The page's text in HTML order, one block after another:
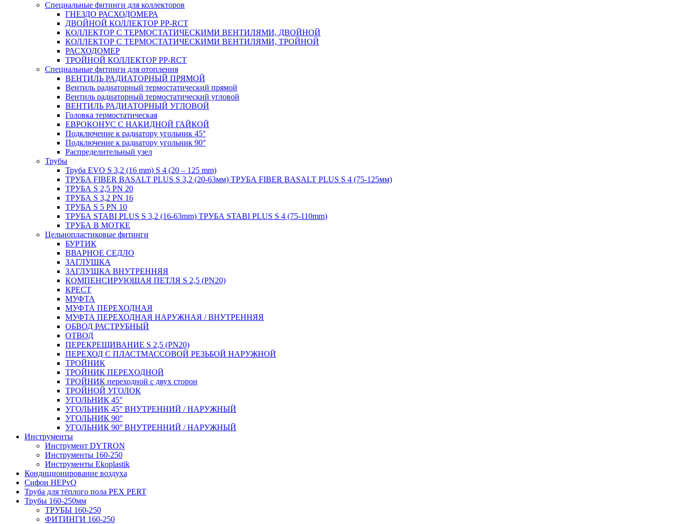
Специальные фитинги для коллекторов
ГНЕЗДО РАСХОДОМЕРА
ДВОЙНОЙ КОЛЛЕКТОР PP-RCT
КОЛЛЕКТОР С ТЕРМОСТАТИЧЕСКИМИ ВЕНТИЛЯМИ, ДВОЙНОЙ
КОЛЛЕКТОР С ТЕРМОСТАТИЧЕСКИМИ ВЕНТИЛЯМИ, ТРОЙНОЙ
РАСХОДОМЕР
ТРОЙНОЙ КОЛЛЕКТОР PP-RCT
Специальные фитинги для отопления
ВЕНТИЛЬ РАДИАТОРНЫЙ ПРЯМОЙ
Вентиль радиаторный термостатический прямой
Вентиль радиаторный термостатический угловой
ВЕНТИЛЬ РАДИАТОРНЫЙ УГЛОВОЙ
Головка термостатическая
ЕВРОКОНУС С НАКИДНОЙ ГАЙКОЙ
Подключение к радиатору угольник 45°
Подключение к радиатору угольник 90°
Распределительный узел
Трубы
Труба EVO S 3,2 (16 mm) S 4 (20 – 125 mm)
ТРУБА FIBER BASALT PLUS S 3,2 (20-63мм) ТРУБА FIBER BASALT PLUS S 4 (75-125мм)
ТРУБА S 2,5 PN 20
ТРУБА S 3,2 PN 16
ТРУБА S 5 PN 10
ТРУБА STABI PLUS S 3,2 (16-63mm) ТРУБА STABI PLUS S 4 (75-110mm)
ТРУБА В МОТКЕ
Цельнопластиковые фитинги
БУРТИК
ВВАРНОЕ СЕДЛО
ЗАГЛУШКА
ЗАГЛУШКА ВНУТРЕННЯЯ
КОМПЕНСИРУЮЩАЯ ПЕТЛЯ S 2,5 (PN20)
КРЕСТ
МУФТА
МУФТА ПЕРЕХОДНАЯ
МУФТА ПЕРЕХОДНАЯ НАРУЖНАЯ / ВНУТРЕННЯЯ
ОБВОД РАСТРУБНЫЙ
ОТВОД
ПЕРЕКРЕЩИВАНИЕ S 2,5 (PN20)
ПЕРЕХОД С ПЛАСТМАССОВОЙ РЕЗЬБОЙ НАРУЖНОЙ
ТРОЙНИК
ТРОЙНИК ПЕРЕXОДНОЙ
ТРОЙНИК переходной с двух сторон
ТРОЙНОЙ УГОЛОК
УГОЛЬНИК 45°
УГОЛЬНИК 45° ВНУТРЕННИЙ / НАРУЖНЫЙ
УГОЛЬНИК 90°
УГОЛЬНИК 90° ВНУТРЕННИЙ / НАРУЖНЫЙ
Инструменты
Инструмент DYTRON
Инструменты 160-250
Инструменты Ekoplastik
Кондиционирование воздуха
Сифон HEPvO
Труба для тёплого пола PEX PERT
Трубы 160-250мм
ТРУБЫ 160-250
ФИТИНГИ 160-250